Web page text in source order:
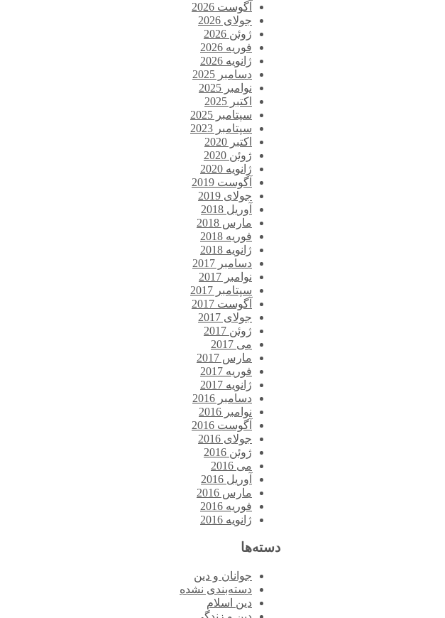
آگوست 2026
جولای 2026
ژوئن 2026
فوریه 2026
ژانویه 2026
دسامبر 2025
نوامبر 2025
اکتبر 2025
سپتامبر 2025
سپتامبر 2023
اکتبر 2020
ژوئن 2020
ژانویه 2020
آگوست 2019
جولای 2019
آوریل 2018
مارس 2018
فوریه 2018
ژانویه 2018
دسامبر 2017
نوامبر 2017
سپتامبر 2017
آگوست 2017
جولای 2017
ژوئن 2017
می 2017
مارس 2017
فوریه 2017
ژانویه 2017
دسامبر 2016
نوامبر 2016
آگوست 2016
جولای 2016
ژوئن 2016
می 2016
آوریل 2016
مارس 2016
فوریه 2016
ژانویه 2016
دسته‌ها
جوانان و دین
دسته‌بندی نشده
دین اسلام